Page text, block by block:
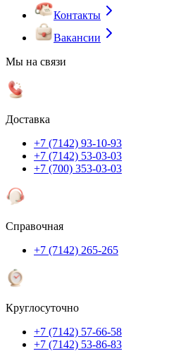
Контакты
Вакансии
Мы на связи
Доставка
+7 (7142) 93-10-93
+7 (7142) 53-03-03
+7 (700) 353-03-03
Справочная
+7 (7142) 265-265
Круглосуточно
+7 (7142) 57-66-58
+7 (7142) 53-86-83